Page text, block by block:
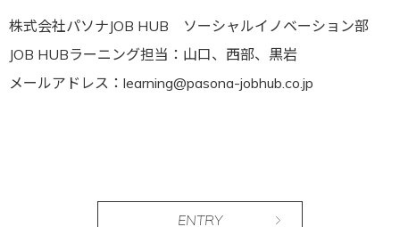
株式会社パソナJOB HUB ソーシャルイノベーション部
JOB HUBラーニング担当：山口、西部、黒岩
メールアドレス： learning@pasona-jobhub.co.jp
ENTRY